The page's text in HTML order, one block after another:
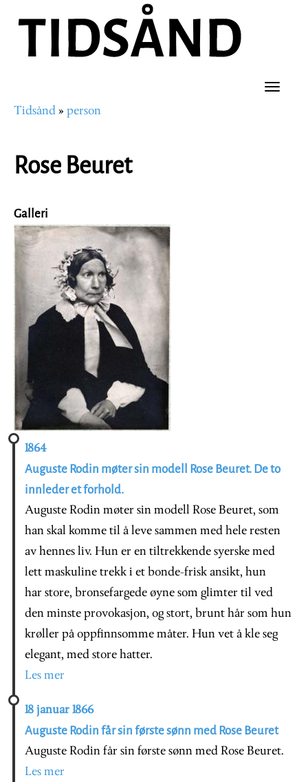
hovedinnhold
Toggle
Navigasjonssti
Tidsånd person
Rose Beuret
Galleri
1864
Auguste Rodin møter sin modell Rose Beuret. De to
innleder et forhold.
Auguste Rodin møter sin modell Rose Beuret, som
han skal komme til å leve sammen med hele resten
av hennes liv. Hun er en tiltrekkende syerske med
lett maskuline trekk i et bonde-frisk ansikt, hun
har store, bronsefargede øyne som glimter til ved
den minste provokasjon, og stort, brunt hår som hun
krøller på oppfinnsomme måter. Hun vet å kle seg
elegant, med store hatter.
Les mer
18 januar 1866
Auguste Rodin får sin første sønn med Rose Beuret
Auguste Rodin får sin første sønn med Rose Beuret.
Les mer